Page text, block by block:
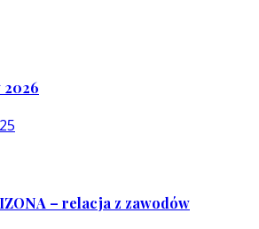
2026
– relacja z zawodów